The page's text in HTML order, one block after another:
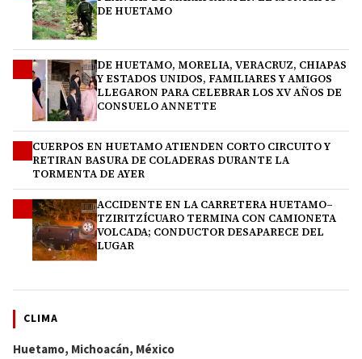
DE HUETAMO
DE HUETAMO, MORELIA, VERACRUZ, CHIAPAS
Y ESTADOS UNIDOS, FAMILIARES Y AMIGOS
LLEGARON PARA CELEBRAR LOS XV AÑOS DE
CONSUELO ANNETTE
CUERPOS EN HUETAMO ATIENDEN CORTO CIRCUITO Y
RETIRAN BASURA DE COLADERAS DURANTE LA
TORMENTA DE AYER
ACCIDENTE EN LA CARRETERA HUETAMO–
TZIRITZÍCUARO TERMINA CON CAMIONETA
VOLCADA; CONDUCTOR DESAPARECE DEL
LUGAR
CLIMA
Huetamo, Michoacán, México